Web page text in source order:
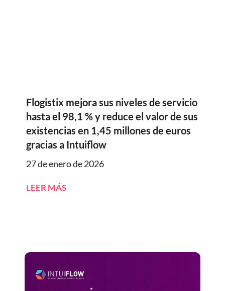
Flogistix mejora sus niveles de servicio
hasta el 98,1 % y reduce el valor de sus
existencias en 1,45 millones de euros
gracias a Intuiflow
27 de enero de 2026
LEER MÁS